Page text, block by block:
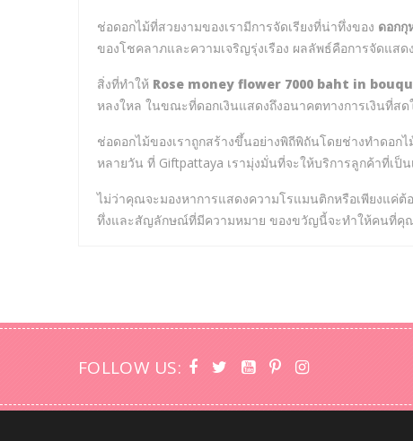
ช่อดอกไม้ที่สวยงามของเรามีการจัดเรียงที่น่าทึ่งของ ดอกกุ
ของโชคลาภและความเจริญรุ่งเรือง ผลลัพธ์คือการจัดแส
สิ่งที่ทำให้ Rose money flower 7000 baht in
หลงใหล ในขณะที่ดอกเงินแสดงถึงอนาคตทางการเงินที่ส
ช่อดอกไม้ของเราถูกสร้างขึ้นอย่างพิถีพิถันโดยช่างทำดอ
หลายวัน ที่ Giftpattaya เรามุ่งมั่นที่จะให้บริการลูกค้าที่เ
ไม่ว่าคุณจะมองหาการแสดงความโรแมนติกหรือเพียงแค่
ทึ่งและสัญลักษณ์ที่มีความหมาย ของขวัญนี้จะทำให้คนที่คุณ
FOLLOW US: